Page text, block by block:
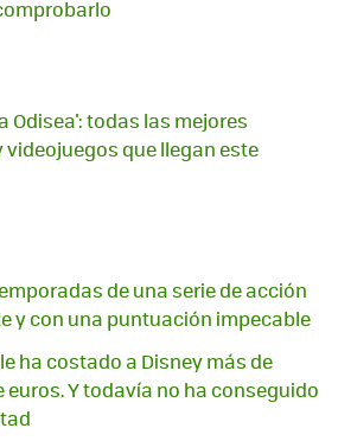
Odisea': todas las mejores
videojuegos que llegan este
de una serie de acción
y con una puntuación impecable
ha costado a Disney más de
Y todavía no ha conseguido